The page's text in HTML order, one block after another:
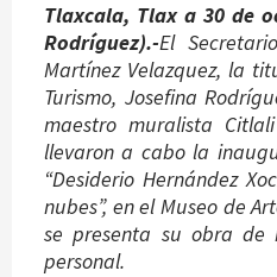
Tlaxcala, Tlax a 30 de
Rodríguez).-El
Martínez Velazquez, la
Turismo, Josefina
maestro muralista
llevaron a cabo la
“Desiderio Hernández
nubes”, en el Museo de
se presenta su obra de
personal.